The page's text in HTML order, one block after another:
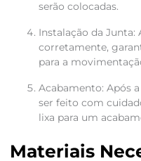
serão colocadas.
Instalação da Junta:
corretamente,
para a
Acabamento: Após
ser feito com
lixa para um
Materiais